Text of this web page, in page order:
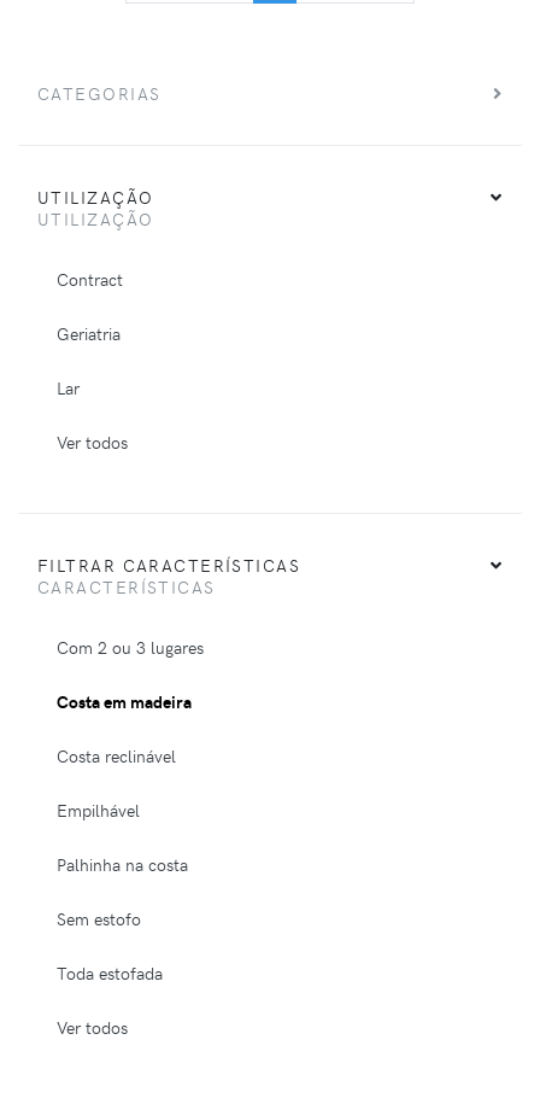
CATEGORIAS
UTILIZAÇÃO
UTILIZAÇÃO
Contract
Geriatria
Lar
Ver todos
FILTRAR CARACTERÍSTICAS
CARACTERÍSTICAS
Com 2 ou 3 lugares
Costa em madeira
Costa reclinável
Empilhável
Palhinha na costa
Sem estofo
Toda estofada
Ver todos